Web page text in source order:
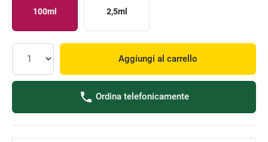
100ml 2,5ml
Aggiungi al carrello
Ordina telefonicamente